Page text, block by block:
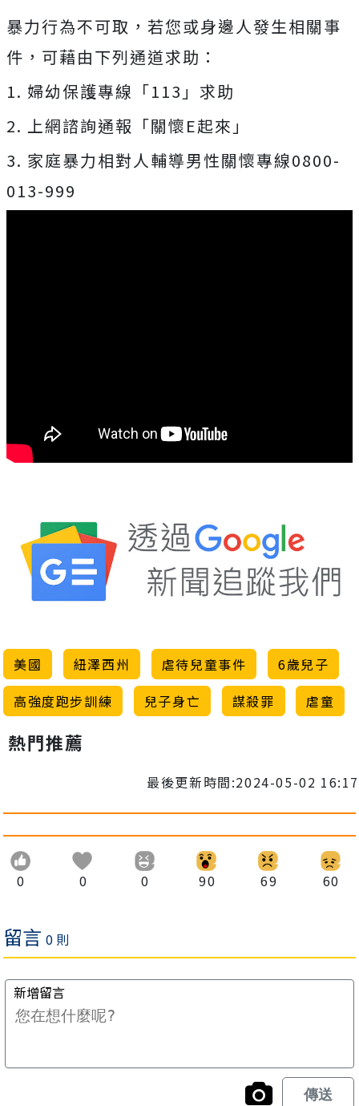
暴力行為不可取，若您或身邊人發生相關事
件，可藉由下列通道求助：
1. 婦幼保護專線「113」求助
2. 上網諮詢通報「關懷E起來」
3. 家庭暴力相對人輔導男性關懷專線0800-
013-999
美國 紐澤西州 虐待兒童事件
6歲兒子
高強度跑步訓練
兒子身亡 謀殺罪 虐童
熱門推薦
最後更新時間:2024-05-02 16:17
0 0 0 90 69 60